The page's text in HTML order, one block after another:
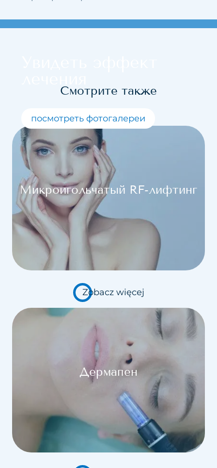
посмотреть фотогалереи
Смотрите также
Микроигольчатый RF-лифтинг
Zobacz więcej
Дермапен